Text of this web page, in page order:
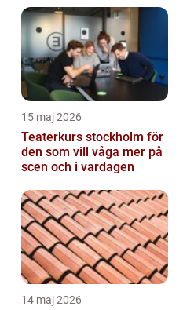
15 maj 2026
Teaterkurs stockholm för
den som vill våga mer på
scen och i vardagen
14 maj 2026